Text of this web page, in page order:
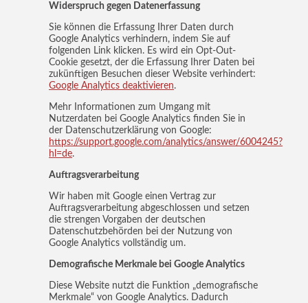
Widerspruch gegen Datenerfassung
Sie können die Erfassung Ihrer Daten durch
Google Analytics verhindern, indem Sie auf
folgenden Link klicken. Es wird ein Opt-Out-
Cookie gesetzt, der die Erfassung Ihrer Daten bei
zukünftigen Besuchen dieser Website verhindert:
Google Analytics deaktivieren.
Mehr Informationen zum Umgang mit
Nutzerdaten bei Google Analytics finden Sie in
der Datenschutzerklärung von Google:
https://support.google.com/analytics/answer/6004245?
hl=de.
Auftragsverarbeitung
Wir haben mit Google einen Vertrag zur
Auftragsverarbeitung abgeschlossen und setzen
die strengen Vorgaben der deutschen
Datenschutzbehörden bei der Nutzung von
Google Analytics vollständig um.
Demografische Merkmale bei Google Analytics
Diese Website nutzt die Funktion „demografische
Merkmale“ von Google Analytics. Dadurch